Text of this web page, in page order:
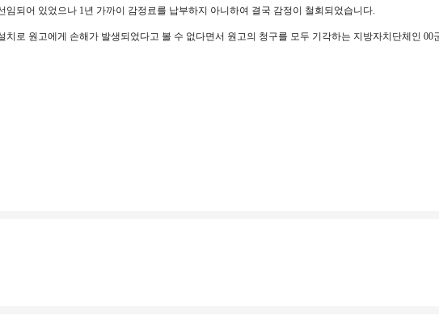
되어 있었으나 1년 가까이 감정료를 납부하지 아니하여 결국 감정이 철회되었습니다.
로 원고에게 손해가 발생되었다고 볼 수 없다면서 원고의 청구를 모두 기각하는 지방자치단체인 00